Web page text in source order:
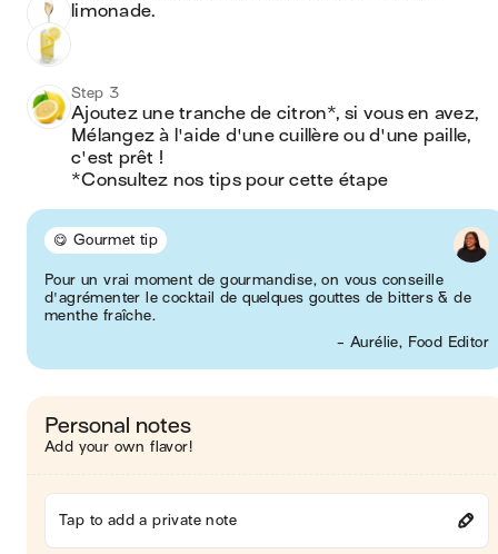
limonade.
Step 3
Ajoutez une tranche de citron*, si vous en avez,
Mélangez à l'aide d'une cuillère ou d'une paille,
c'est prêt !
*Consultez nos tips pour cette étape
😋 Gourmet tip
Pour un vrai moment de gourmandise, on vous conseille
d'agrémenter le cocktail de quelques gouttes de bitters & de
menthe fraîche.
- Aurélie, Food Editor
Personal notes
Add your own flavor!
Tap to add a private note